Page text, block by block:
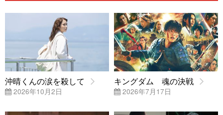
沖晴くんの涙を殺して
2026年10月2日
キングダム 魂の決戦
2026年7月17日